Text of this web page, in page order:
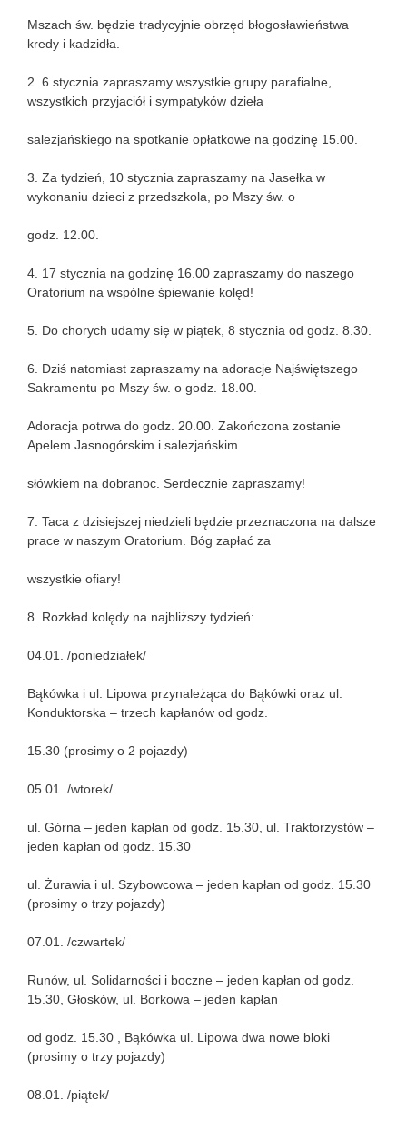
Mszach św. będzie tradycyjnie obrzęd błogosławieństwa
kredy i kadzidła.
2. 6 stycznia zapraszamy wszystkie grupy parafialne,
wszystkich przyjaciół i sympatyków dzieła
salezjańskiego na spotkanie opłatkowe na godzinę 15.00.
3. Za tydzień, 10 stycznia zapraszamy na Jasełka w
wykonaniu dzieci z przedszkola, po Mszy św. o
godz. 12.00.
4. 17 stycznia na godzinę 16.00 zapraszamy do naszego
Oratorium na wspólne śpiewanie kolęd!
5. Do chorych udamy się w piątek, 8 stycznia od godz. 8.30.
6. Dziś natomiast zapraszamy na adoracje Najświętszego
Sakramentu po Mszy św. o godz. 18.00.
Adoracja potrwa do godz. 20.00. Zakończona zostanie
Apelem Jasnogórskim i salezjańskim
słówkiem na dobranoc. Serdecznie zapraszamy!
7. Taca z dzisiejszej niedzieli będzie przeznaczona na dalsze
prace w naszym Oratorium. Bóg zapłać za
wszystkie ofiary!
8. Rozkład kolędy na najbliższy tydzień:
04.01. /poniedziałek/
Bąkówka i ul. Lipowa przynależąca do Bąkówki oraz ul.
Konduktorska – trzech kapłanów od godz.
15.30 (prosimy o 2 pojazdy)
05.01. /wtorek/
ul. Górna – jeden kapłan od godz. 15.30, ul. Traktorzystów –
jeden kapłan od godz. 15.30
ul. Żurawia i ul. Szybowcowa – jeden kapłan od godz. 15.30
(prosimy o trzy pojazdy)
07.01. /czwartek/
Runów, ul. Solidarności i boczne – jeden kapłan od godz.
15.30, Głosków, ul. Borkowa – jeden kapłan
od godz. 15.30 , Bąkówka ul. Lipowa dwa nowe bloki
(prosimy o trzy pojazdy)
08.01. /piątek/